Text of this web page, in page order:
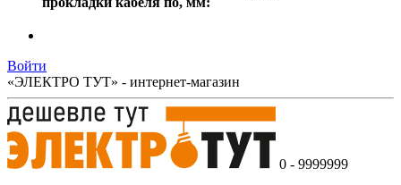
Войти
«ЭЛЕКТРО ТУТ» - интернет-магазин
0 - 9999999